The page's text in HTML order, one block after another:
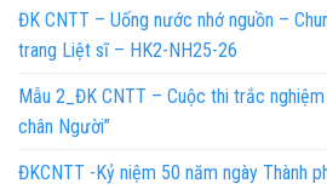
ĐK CNTT – Uống nước nhớ nguồn –
trang Liệt sĩ – HK2-NH25-26
Mẫu 2_ĐK CNTT – Cuộc thi trắc
chân Người”
ĐKCNTT -Kỷ niệm 50 năm ngày Thành